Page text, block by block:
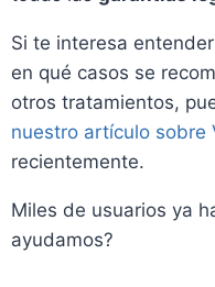
Si te interesa
en qué casos se
otros tratamientos,
nuestro artículo sobre
recientemente.
Miles de usuarios ya
ayudamos?